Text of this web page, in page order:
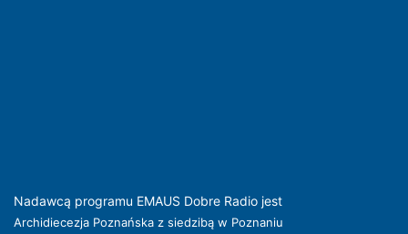
Nadawcą programu EMAUS Dobre Radio jest
Archidiecezja Poznańska z siedzibą w Poznaniu